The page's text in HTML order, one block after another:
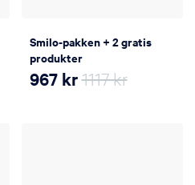
Smilo-pakken + 2 gratis
produkter
967 kr1117 kr